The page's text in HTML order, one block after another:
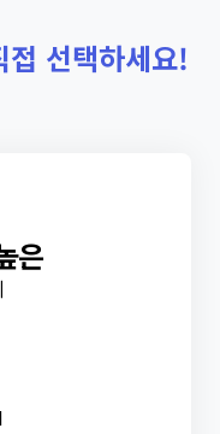
접 선택하세요!
은